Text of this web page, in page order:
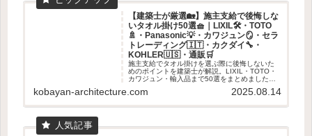
【建築士が厳選🏡】施主支給で後悔しな
いタオル掛け50選🧺｜LIXIL🛠・TOTO
🚿・Panasonic💡・カワジュン🪞・セラ
トレーディング🇮🇹・カクダイ🔧・
KOHLER🇺🇸・通販🛒
施主支給でタオル掛けを選ぶ際に後悔しないた
めのポイントを建築士が解説。LIXIL・TOTO・
カワジュン・輸入品まで50選をまとめました。
失敗しない素材・取付位置の基準も紹介。
kobayan-architecture.com 2025.08.14